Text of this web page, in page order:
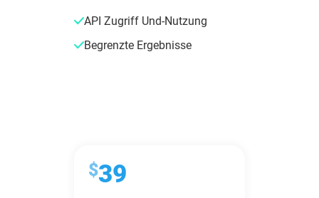
API Zugriff Und-Nutzung
Begrenzte Ergebnisse
$39